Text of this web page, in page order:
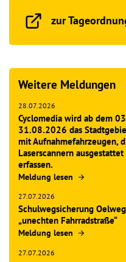
zur
Weitere Meldungen
28.07.2026
Cyclomedia wird ab dem
31.08.2026 das
mit Aufnahmefahrzeugen,
Laserscannern
erfassen.
Meldung lesen
27.07.2026
Schulwegsicherung
„unechten Fahrradstraße“
Meldung lesen
27.07.2026